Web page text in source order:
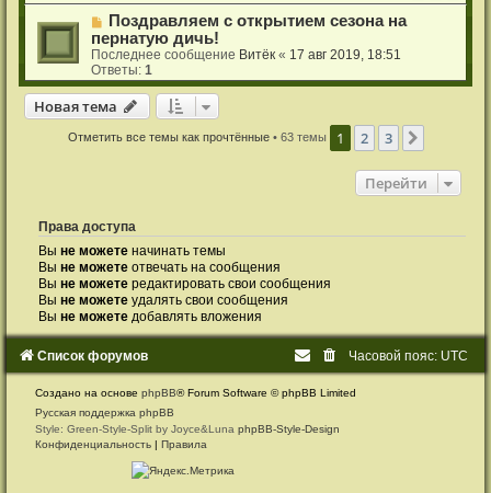
Поздравляем с открытием сезона на
пернатую дичь!
Последнее сообщение Витёк « 17 авг 2019, 18:51
Ответы:1
Новая тема
Новаятема
Отметить все темы как прочтённые• 63 темы 1 2 3
Перейти
Права доступа
Выне можете начинать темы
Выне можете отвечать на сообщения
Выне можете редактировать свои сообщения
Выне можете удалять свои сообщения
Выне можете добавлять вложения
Список форумов Часовой пояс: UTC
Создано на основеphpBB® Forum Software © phpBB Limited
Русская поддержка phpBB
Style: Green-Style-Split by Joyce&LunaphpBB-Style-Design
Конфиденциальность |Правила